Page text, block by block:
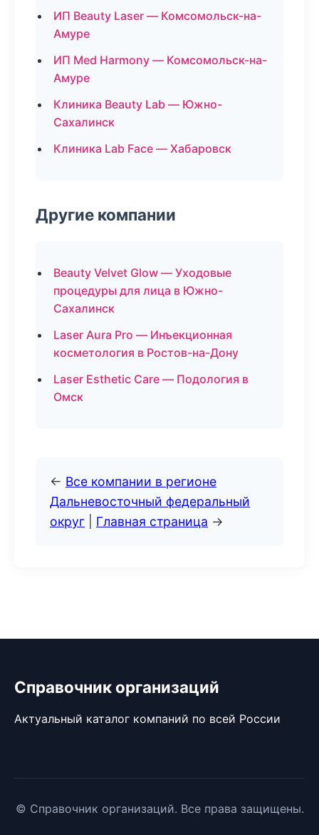
ИП Beauty Laser — Комсомольск-на-
Амуре
ИП Med Harmony — Комсомольск-на-
Амуре
Клиника Beauty Lab — Южно-
Сахалинск
Клиника Lab Face — Хабаровск
Другие компании
Beauty Velvet Glow — Уходовые
процедуры для лица в Южно-
Сахалинск
Laser Aura Pro — Инъекционная
косметология в Ростов-на-Дону
Laser Esthetic Care — Подология в
Омск
← Все компании в регионе
Дальневосточный федеральный
округ
Главная страница →
Справочник организаций
Актуальный каталог компаний по всей России
© Справочник организаций. Все права защищены.